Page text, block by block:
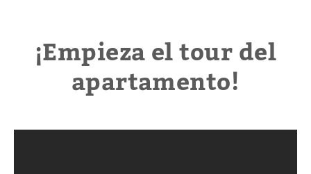
¡Empieza el tour del
apartamento!